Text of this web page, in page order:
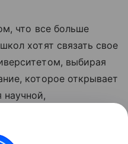
что все больше
хотят связать свое
выбирая
которое открывает